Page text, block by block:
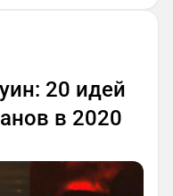
20 идей
в 2020